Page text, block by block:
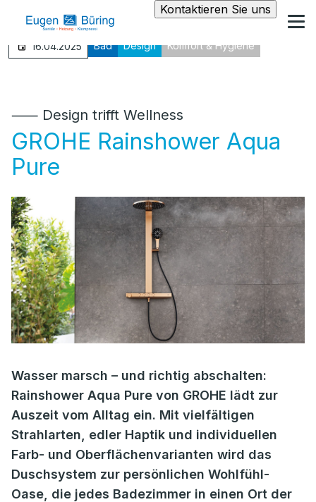
Kontaktieren Sie uns
16.04.2025 Bad Design Komfort & Hygiene
⸺ Design trifft Wellness
GROHE Rainshower Aqua
Pure
Wasser marsch – und richtig abschalten:
Rainshower Aqua Pure von GROHE lädt zur
Auszeit vom Alltag ein. Mit vielfältigen
Strahlarten, edler Haptik und individuellen
Farb- und Oberflächenvarianten wird das
Duschsystem zur persönlichen Wohlfühl-
Oase, die jedes Badezimmer in einen Ort der